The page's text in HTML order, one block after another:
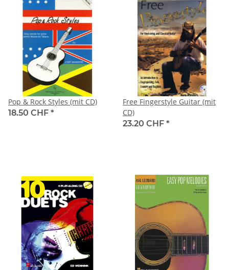
Pop & Rock Styles (mit CD)
18.50 CHF *
Free Fingerstyle Guitar (mit
CD)
23.20 CHF *